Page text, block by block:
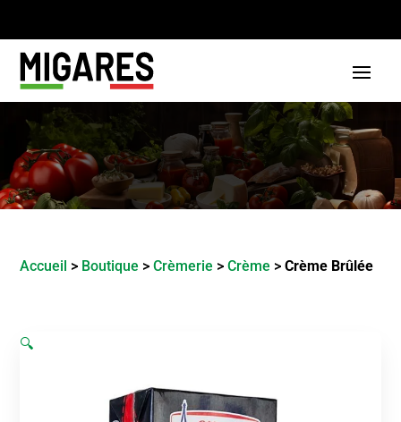
Accueil > Boutique >Crèmerie >Crème >Crème Brûlée
🔍